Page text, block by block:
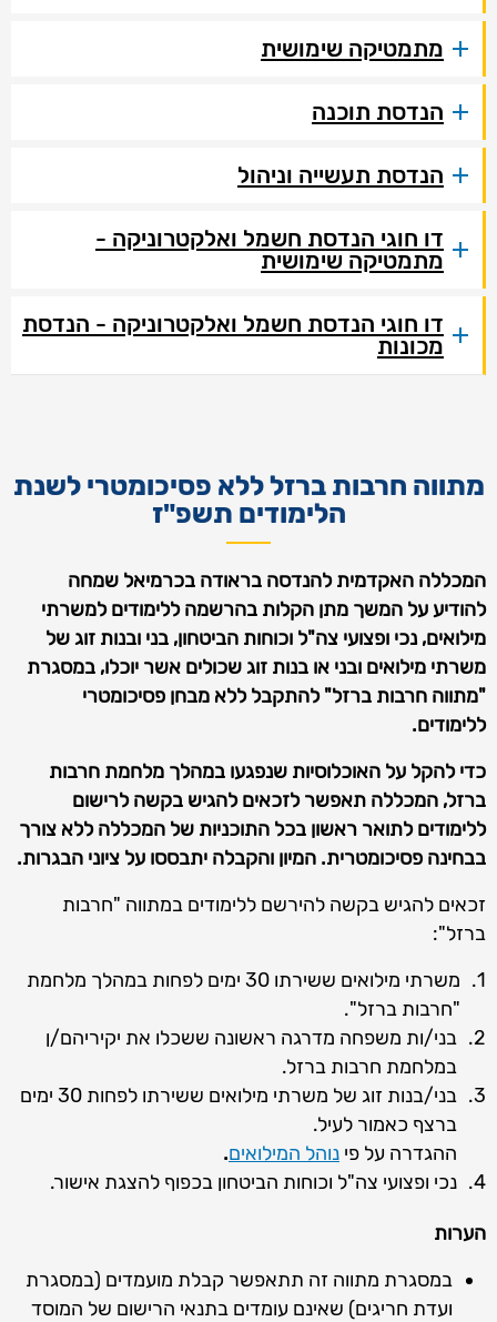
מתמטיקה שימושית
הנדסת תוכנה
הנדסת תעשייה וניהול
דו חוגי הנדסת חשמל ואלקטרוניקה -
מתמטיקה שימושית
דו חוגי הנדסת חשמל ואלקטרוניקה - הנדסת
מכונות
מתווה חרבות ברזל ללא פסיכומטרי לשנת
הלימודים תשפ"ז
המכללה האקדמית להנדסה בראודה בכרמיאל שמחה
להודיע על המשך מתן הקלות בהרשמה ללימודים למשרתי
מילואים, נכי ופצועי צה"ל וכוחות הביטחון, בני ובנות זוג של
משרתי מילואים ובני או בנות זוג שכולים אשר יוכלו, במסגרת
"מתווה חרבות ברזל" להתקבל ללא מבחן פסיכומטרי
ללימודים.
כדי להקל על האוכלוסיות שנפגעו במהלך מלחמת חרבות
ברזל, המכללה תאפשר לזכאים להגיש בקשה לרישום
ללימודים לתואר ראשון בכל התוכניות של המכללה ללא צורך
בבחינה פסיכומטרית. המיון והקבלה יתבססו על ציוני הבגרות.
זכאים להגיש בקשה להירשם ללימודים במתווה "חרבות
ברזל":
משרתי מילואים ששירתו 30 ימים לפחות במהלך מלחמת
"חרבות ברזל".
בני/ות משפחה מדרגה ראשונה ששכלו את יקיריהם/ן
במלחמת חרבות ברזל.
בני/בנות זוג של משרתי מילואים ששירתו לפחות 30 ימים
ברצף כאמור לעיל.
ההגדרה על פי נוהל המילואים.
נכי ופצועי צה"ל וכוחות הביטחון בכפוף להצגת אישור.
הערות
במסגרת מתווה זה תתאפשר קבלת מועמדים (במסגרת
ועדת חריגים) שאינם עומדים בתנאי הרישום של המוסד